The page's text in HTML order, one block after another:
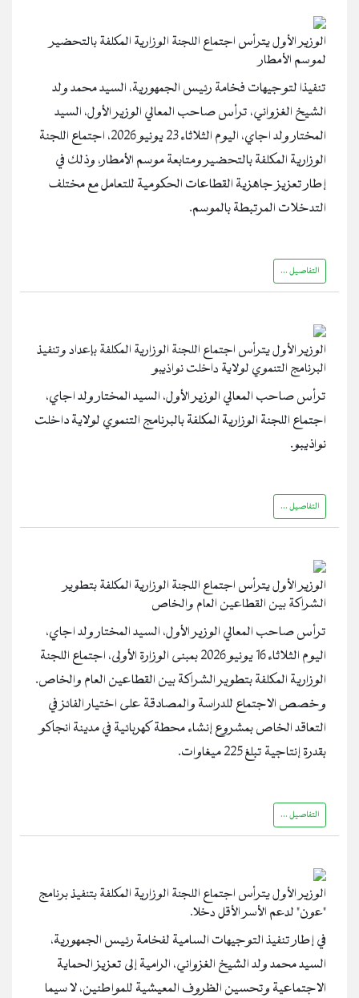
الوزير الأول يترأس اجتماع اللجنة الوزارية المكلفة بالتحضير
لموسم الأمطار
تنفيذا لتوجيهات فخامة رئيس الجمهورية، السيد محمد ولد
الشيخ الغزواني، ترأس صاحب المعالي الوزير الأول، السيد
المختار ولد اجاي، اليوم الثلاثاء 23 يونيو 2026، اجتماع اللجنة
الوزارية المكلفة بالتحضير ومتابعة موسم الأمطار، وذلك في
إطار تعزيز جاهزية القطاعات الحكومية للتعامل مع مختلف
التدخلات المرتبطة بالموسم.
التفاصيل ...
الوزير الأول يترأس اجتماع اللجنة الوزارية المكلفة بإعداد وتنفيذ
البرنامج التنموي لولاية داخلت نواذيبو
ترأس صاحب المعالي الوزير الأول، السيد المختار ولد اجاي،
اجتماع اللجنة الوزارية المكلفة بالبرنامج التنموي لولاية داخلت
نواذيبو.
التفاصيل ...
الوزير الأول يترأس اجتماع اللجنة الوزارية المكلفة بتطوير
الشراكة بين القطاعين العام والخاص
ترأس صاحب المعالي الوزير الأول، السيد المختار ولد اجاي،
اليوم الثلاثاء 16 يونيو 2026 بمبنى الوزارة الأولى، اجتماع اللجنة
الوزارية المكلفة بتطوير الشراكة بين القطاعين العام والخاص.
وخصص الاجتماع للدراسة والمصادقة على اختيار الفائز في
التعاقد الخاص بمشروع إنشاء محطة كهربائية في مدينة انجاكو
بقدرة إنتاجية تبلغ 225 ميغاوات.
التفاصيل ...
الوزير الأول يترأس اجتماع اللجنة الوزارية المكلفة بتنفيذ برنامج
"عون" لدعم الأسر الأقل دخلا.
في إطار تنفيذ التوجيهات السامية لفخامة رئيس الجمهورية،
السيد محمد ولد الشيخ الغزواني، الرامية إلى تعزيز الحماية
الاجتماعية وتحسين الظروف المعيشية للمواطنين، لا سيما